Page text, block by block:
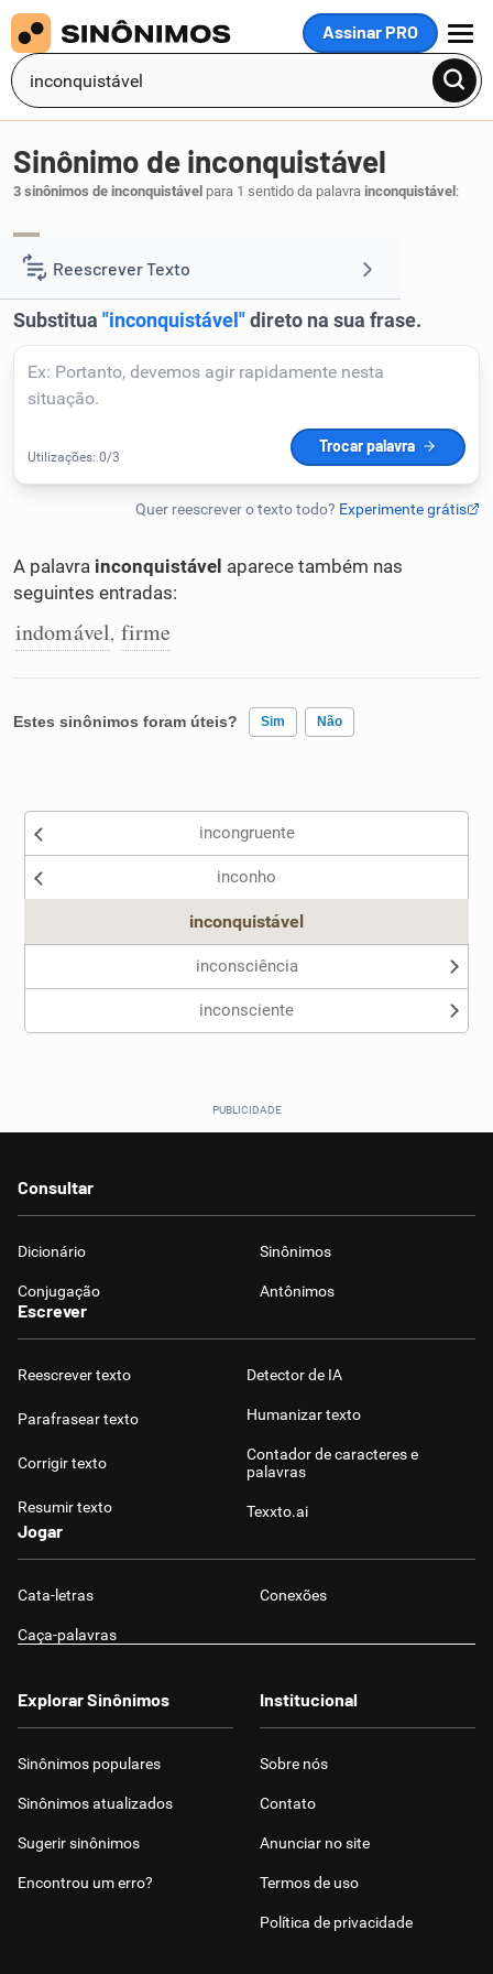
Assinar PRO
MENU
Reescrever Texto
Resumir Texto
Corrigir Texto
Detector de IA
Humanizador de IA
Cata-letras
Sinônimos
Sinônimo de inconquistável
3 sinônimos de inconquistável para 1 sentido da palavra inconquistável :
A palavra inconquistável aparece também nas
seguintes entradas:
indomável, firme
Estes sinônimos foram úteis? Sim Não
Nenhum dos sinônimos apresentados me ajudou
incongruente
inconho
inconquistável
inconsciência
inconsciente
Consultar
Dicionário Sinônimos
Conjugação Antônimos
Escrever
Reescrever texto
Parafrasear texto
Corrigir texto
Resumir texto
Detector de IA
Humanizar texto
Contador de caracteres e
palavras
Texxto.ai
Jogar
Cata-letras Conexões
Caça-palavras
Explorar Sinônimos
Sinônimos populares
Sinônimos atualizados
Sugerir sinônimos
Encontrou um erro?
Institucional
Sobre nós
Contato
Anunciar no site
Termos de uso
Política de privacidade